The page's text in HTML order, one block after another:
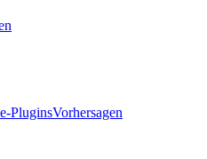
PluginsVorhersagen